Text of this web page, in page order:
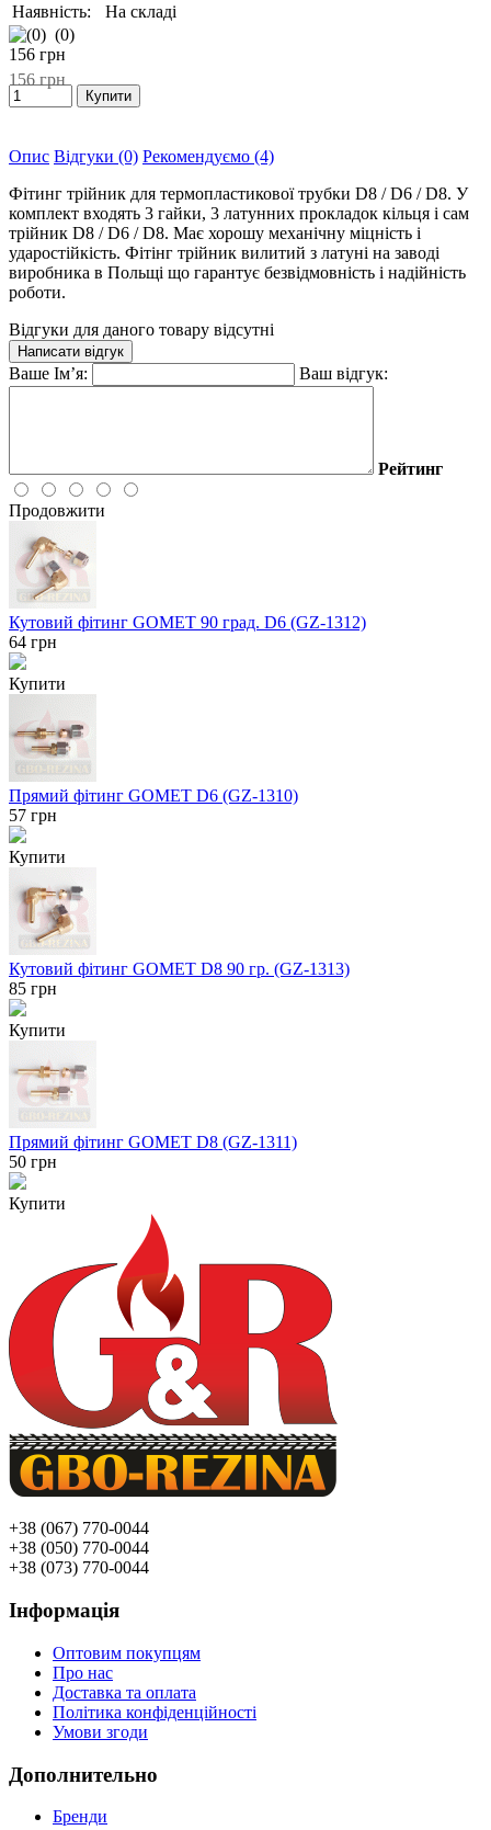
Наявність:
На складі
(0)
156 грн
156грн
Опис Відгуки (0) Рекомендуємо (4)
Фітинг трійник для термопластикової трубки D8 / D6 / D8. У
комплект входять 3 гайки, 3 латунних прокладок кільця і сам
трійник D8 / D6 / D8. Має хорошу механічну міцність і
ударостійкість. Фітінг трійник вилитий з латуні на заводі
виробника в Польщі що гарантує безвідмовність і надійність
роботи.
Відгуки для даного товару відсутні
Написати відгук
Ваше Ім’я: Ваш відгук:
Рейтинг
Продовжити
Кутовий фітинг GOMET 90 град. D6 (GZ-1312)
64 грн
Купити
Прямий фітинг GOMET D6 (GZ-1310)
57 грн
Купити
Кутовий фітинг GOMET D8 90 гр. (GZ-1313)
85 грн
Купити
Прямий фітинг GOMET D8 (GZ-1311)
50 грн
Купити
+38 (067) 770-0044
+38 (050) 770-0044
+38 (073) 770-0044
Інформація
Оптовим покупцям
Про нас
Доставка та оплата
Політика конфіденційності
Умови згоди
Дополнительно
Бренди